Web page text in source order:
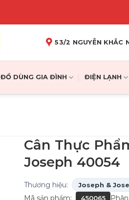
53/2 NGUYỄN KHẮC
ĐỒ DÙNG GIA ĐÌNH ĐIỆN LẠNH
Cân Thực
Joseph 40054
Thương hiệu: Joseph &
Mã sản phẩm: 450065